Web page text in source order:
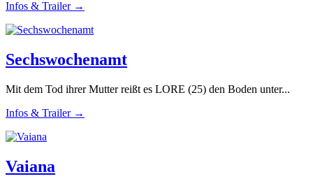
Infos & Trailer →
Sechswochenamt
Mit dem Tod ihrer Mutter reißt es LORE (25) den Boden unter...
Infos & Trailer →
Vaiana